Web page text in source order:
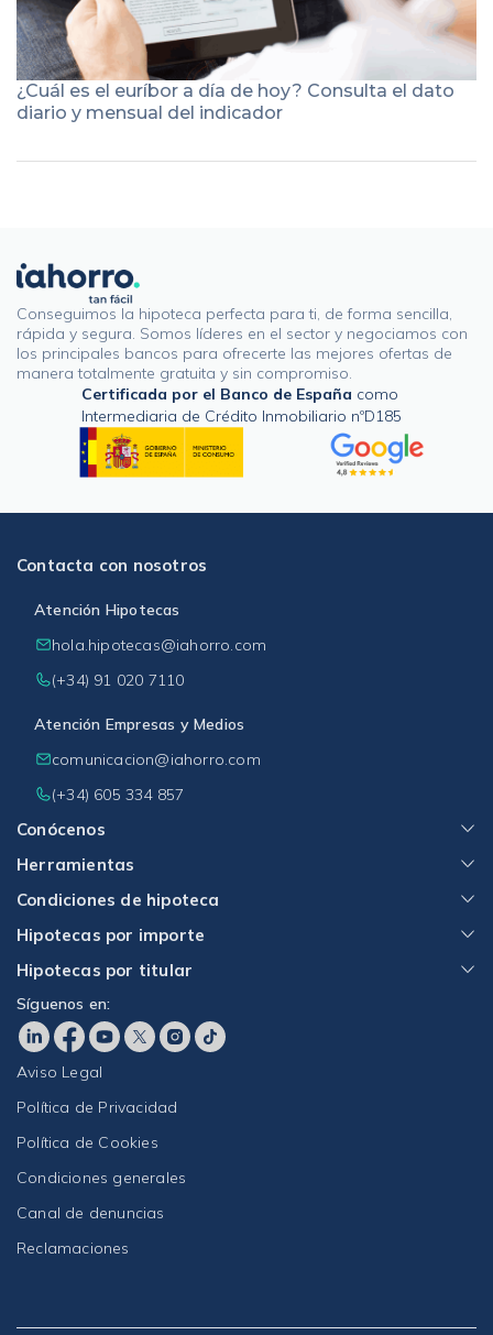
¿Cuál es el euríbor a día de hoy? Consulta el dato
diario y mensual del indicador
Conseguimos la hipoteca perfecta para ti, de forma sencilla,
rápida y segura. Somos líderes en el sector y negociamos con
los principales bancos para ofrecerte las mejores ofertas de
manera totalmente gratuita y sin compromiso.
Certificada por el Banco de España como
Intermediaria de Crédito Inmobiliario nºD185
Conócenos
Herramientas
Condiciones de hipoteca
Hipotecas por importe
Hipotecas por titular
Contacta con nosotros
Atención Hipotecas
hola.hipotecas@iahorro.com
(+34) 91 020 7110
Atención Empresas y Medios
comunicacion@iahorro.com
(+34) 605 334 857
Síguenos en:
Aviso Legal
Política de Privacidad
Política de Cookies
Condiciones generales
Canal de denuncias
Reclamaciones